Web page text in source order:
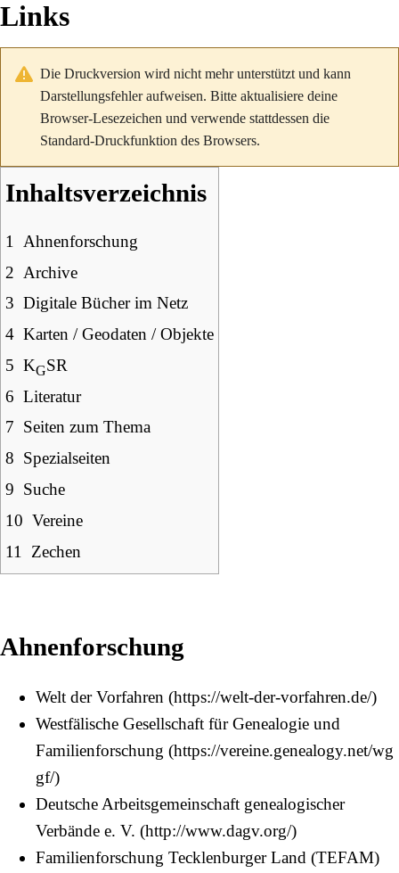
Links
Die Druckversion wird nicht mehr unterstützt und kann
Darstellungsfehler aufweisen. Bitte aktualisiere deine
Browser-Lesezeichen und verwende stattdessen die
Standard-Druckfunktion des Browsers.
Inhaltsverzeichnis
1
Ahnenforschung
2 Archive
3 Digitale Bücher im Netz
4 Karten / Geodaten / Objekte
5 KGSR
6 Literatur
7 Seiten zum Thema
8 Spezialseiten
9 Suche
10 Vereine
11
Zechen
Ahnenforschung
Welt der Vorfahren
Westfälische Gesellschaft für Genealogie und
Familienforschung
Deutsche Arbeitsgemeinschaft genealogischer
Verbände e. V.
Familienforschung Tecklenburger Land (TEFAM)